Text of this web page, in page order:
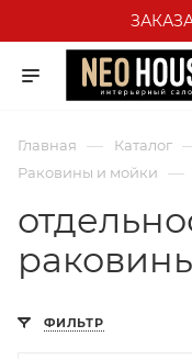
Главная — Каталог
Раковины и мойки —
ФИЛЬТР